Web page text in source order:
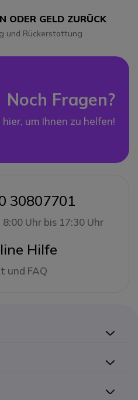
ODER GELD ZURÜCK
und Rückerstattung
Noch Fragen?
um Ihnen zu helfen!
30807701
Uhr bis 17:30 Uhr
Hilfe
und FAQ